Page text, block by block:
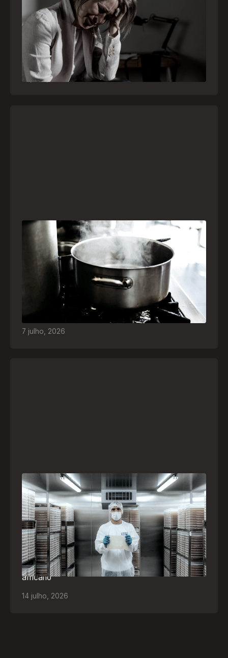
como o SAMU atua nesses casos
Surtos, tentativas de suicídio e episódios de
agitação intensa são considerados urgências
médicas e devem receber atendimento
especializado pelo telefone 192
21 julho, 2026
Frio leva brasileiros a improvisar para se
aquecer e aumenta risco de queimaduras
dentro de casa
O inverno chegou e, com ele, práticas perigosas
para espantar o frio voltam a ser comuns. Saiba
quais são os riscos e como agir em caso de
7 julho 2026
A paranaense Vuelo Pharma é uma das 13
empresas brasileiras selecionadas para
representar o Brasil na maior feira de
negócios de Angola
Empresa participará da FILDA 2026, em Luanda,
levando tecnologias brasileiras para tratamento de
feridas, ostomia e proteção cutânea ao mercado
africano
14 julho, 2026